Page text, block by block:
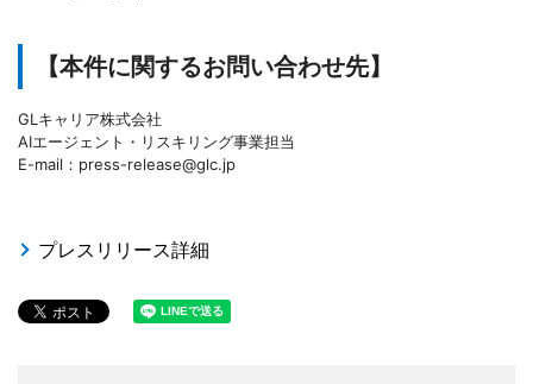
【本件に関するお問い合わせ先】
GLキャリア株式会社
AIエージェント・リスキリング事業担当
E-mail：press-release@glc.jp
プレスリリース詳細